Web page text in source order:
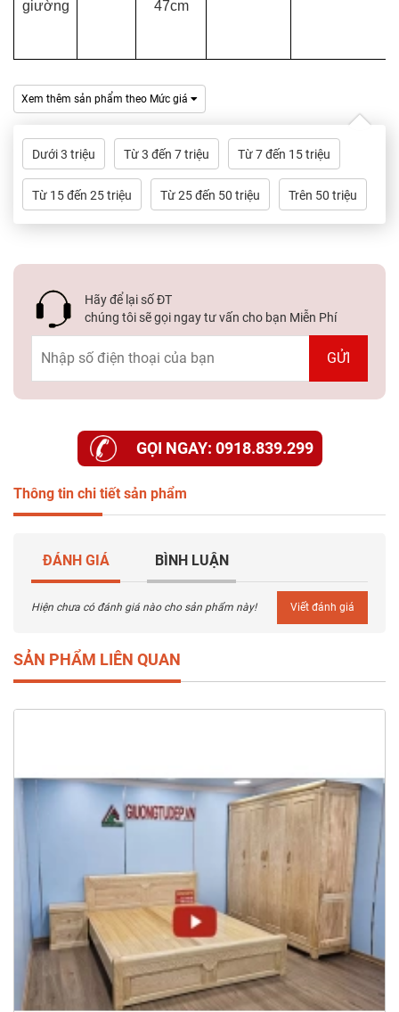
giường 47cm
Xem thêm sản phẩm theo Mức giá
Dưới 3 triệu Từ 3 đến 7 triệu Từ 7 đến 15 triệu
Từ 15 đến 25 triệu Từ 25 đến 50 triệu Trên 50 triệu
Hãy để lại số ĐT
chúng tôi sẽ gọi ngay tư vấn cho bạn Miễn Phí
GỌI NGAY: 0918.839.299
Thông tin chi tiết sản phẩm
ĐÁNH GIÁ BÌNH LUẬN
Hiện chưa có đánh giá nào cho sản phẩm này! Viết đánh giá
SẢN PHẨM LIÊN QUAN